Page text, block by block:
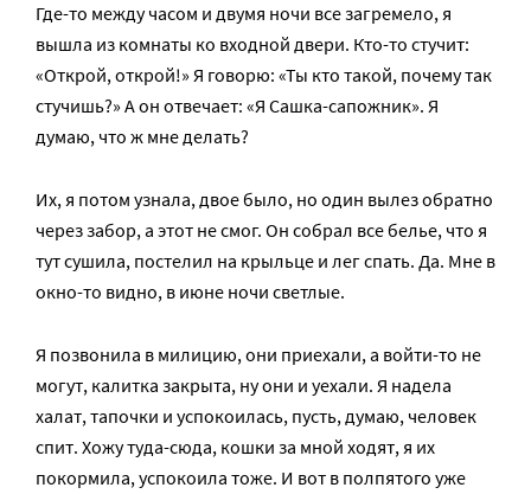
Где-то между часом и двумя ночи все загремело, я
вышла из комнаты ко входной двери. Кто-то стучит:
«Открой, открой!» Я говорю: «Ты кто такой, почему так
стучишь?» А он отвечает: «Я Сашка-сапожник». Я
думаю, что ж мне делать?
Их, я потом узнала, двое было, но один вылез обратно
через забор, а этот не смог. Он собрал все белье, что я
тут сушила, постелил на крыльце и лег спать. Да. Мне в
окно-то видно, в июне ночи светлые.
Я позвонила в милицию, они приехали, а войти-то не
могут, калитка закрыта, ну они и уехали. Я надела
халат, тапочки и успокоилась, пусть, думаю, человек
спит. Хожу туда-сюда, кошки за мной ходят, я их
покормила, успокоила тоже. И вот в полпятого уже